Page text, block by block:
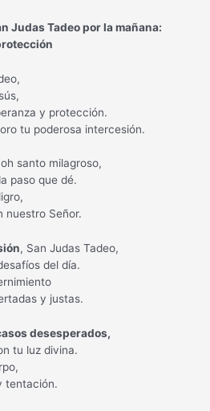
Judas Tadeo por la mañana:
y protección.
tu poderosa intercesión.
santo milagroso,
paso que dé.
nuestro Señor.
, San Judas Tadeo,
del día.
y justas.
desesperados,
tu luz divina.
tentación.